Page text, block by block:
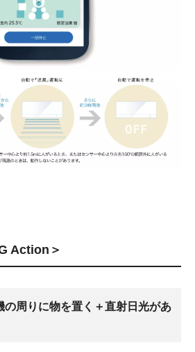
Action＞
周りに物を置く＋直射日光があ